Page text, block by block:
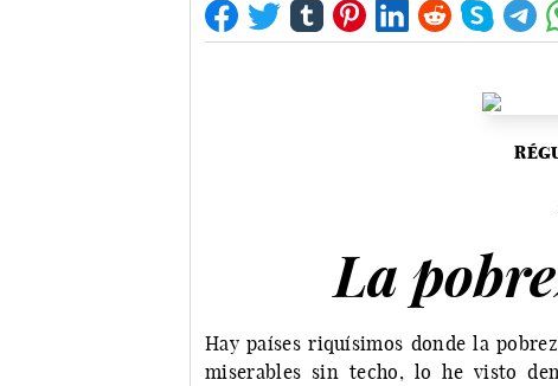
La
Hay países riquísimos donde la
miserables sin techo, lo he visto